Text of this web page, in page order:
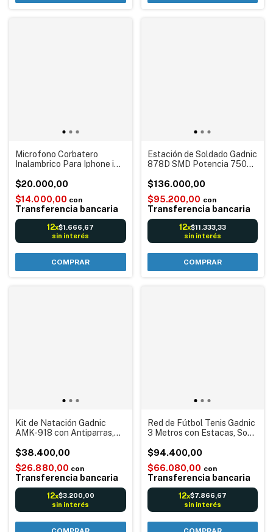
Microfono Corbatero
Inalambrico Para Iphone iOS
20 metros Batería
$20.000,00
$14.000,00 con
Transferencia bancaria
12x$1.666,67
sin interés
Estación de Soldado Gadnic
878D SMD Potencia 750w
con 3 punteras
$136.000,00
$95.200,00 con
Transferencia bancaria
12x$11.333,33
sin interés
Kit de Natación Gadnic
AMK-918 con Antiparras,
$38.400,00
$26.880,00 con
Transferencia bancaria
12x$3.200,00
sin interés
Red de Fútbol Tenis Gadnic
3 Metros con Estacas, Soga
$94.400,00
$66.080,00 con
Transferencia bancaria
12x$7.866,67
sin interés